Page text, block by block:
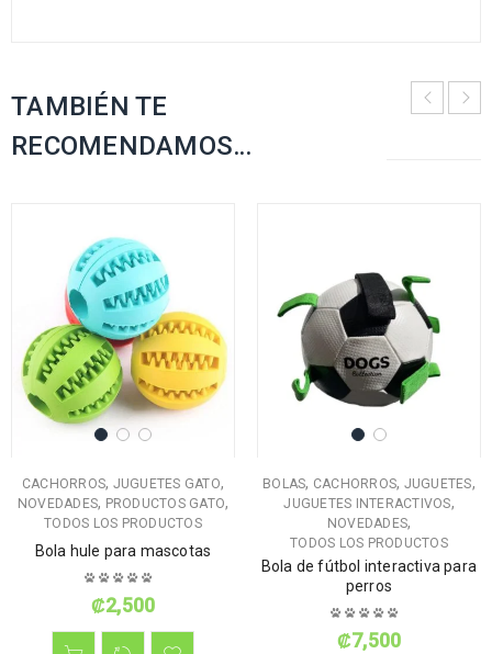
TAMBIÉN TE
RECOMENDAMOS…
CACHORROS, JUGUETES GATO,
NOVEDADES, PRODUCTOS GATO,
TODOS LOS PRODUCTOS
Bola hule para mascotas
₡2,500
BOLAS, CACHORROS, JUGUETES,
JUGUETES INTERACTIVOS,
NOVEDADES,
TODOS LOS PRODUCTOS
Bola de fútbol interactiva para
perros
₡7,500